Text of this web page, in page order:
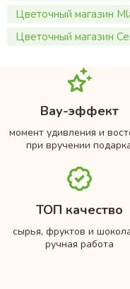
Цветочный магазин
Цветочный магазин
Вау-эффект
момент удивления и
при вручении
ТОП качество
сырья, фруктов и
ручная работа